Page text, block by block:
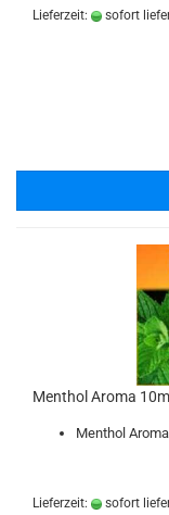
Lieferzeit: sofort
Menthol Aroma 10ml
Menthol Aroma
Lieferzeit: sofort